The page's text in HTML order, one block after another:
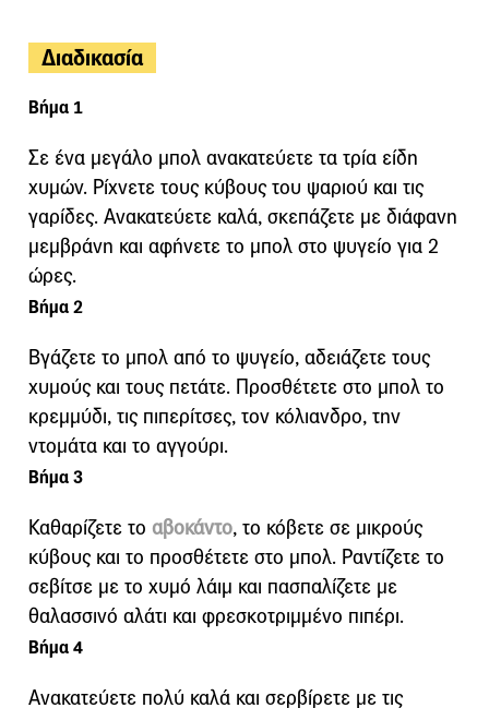
Διαδικασία
Βήμα 1
Σε ένα μεγάλο μπολ ανακατεύετε τα τρία είδη
χυμών. Ρίχνετε τους κύβους του ψαριού και τις
γαρίδες. Ανακατεύετε καλά, σκεπάζετε με διάφανη
μεμβράνη και αφήνετε το μπολ στο ψυγείο για 2
ώρες.
Βήμα 2
Βγάζετε το μπολ από το ψυγείο, αδειάζετε τους
χυμούς και τους πετάτε. Προσθέτετε στο μπολ το
κρεμμύδι, τις πιπερίτσες, τον κόλιανδρο, την
ντομάτα και το αγγούρι.
Βήμα 3
Καθαρίζετε το αβοκάντο, το κόβετε σε μικρούς
κύβους και το προσθέτετε στο μπολ. Ραντίζετε το
σεβίτσε με το χυμό λάιμ και πασπαλίζετε με
θαλασσινό αλάτι και φρεσκοτριμμένο πιπέρι.
Βήμα 4
Ανακατεύετε πολύ καλά και σερβίρετε με τις